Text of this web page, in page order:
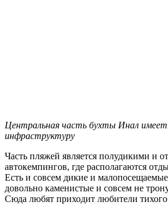
Центральная часть бухты Инал
инфраструктуру
Часть пляжей является полудикими и
автокемпингов, где располагаются
Есть и совсем дикие и
довольно каменистые и совсем не
Сюда любят приходит любители